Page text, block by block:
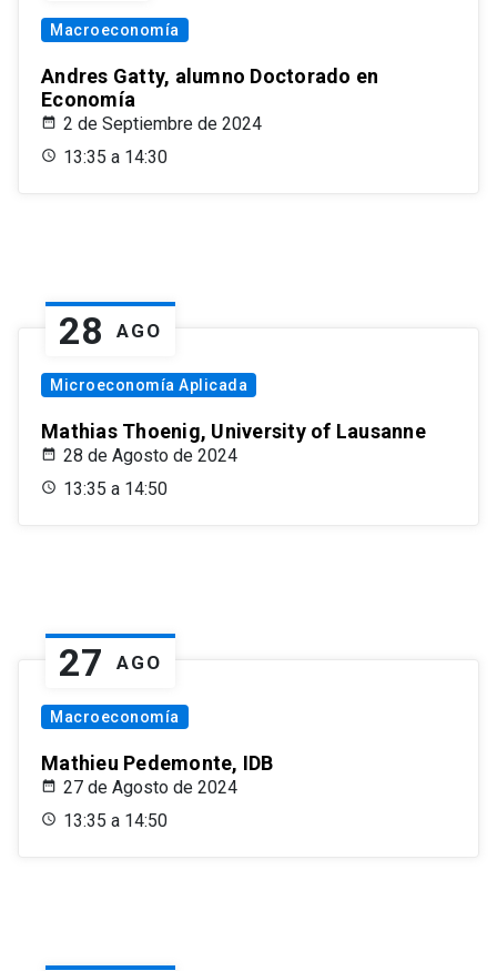
Macroeconomía
Andres Gatty, alumno Doctorado en
Economía
2 de Septiembre de 2024
13:35 a 14:30
28 AGO
Microeconomía Aplicada
Mathias Thoenig, University of Lausanne
28 de Agosto de 2024
13:35 a 14:50
27 AGO
Macroeconomía
Mathieu Pedemonte, IDB
27 de Agosto de 2024
13:35 a 14:50